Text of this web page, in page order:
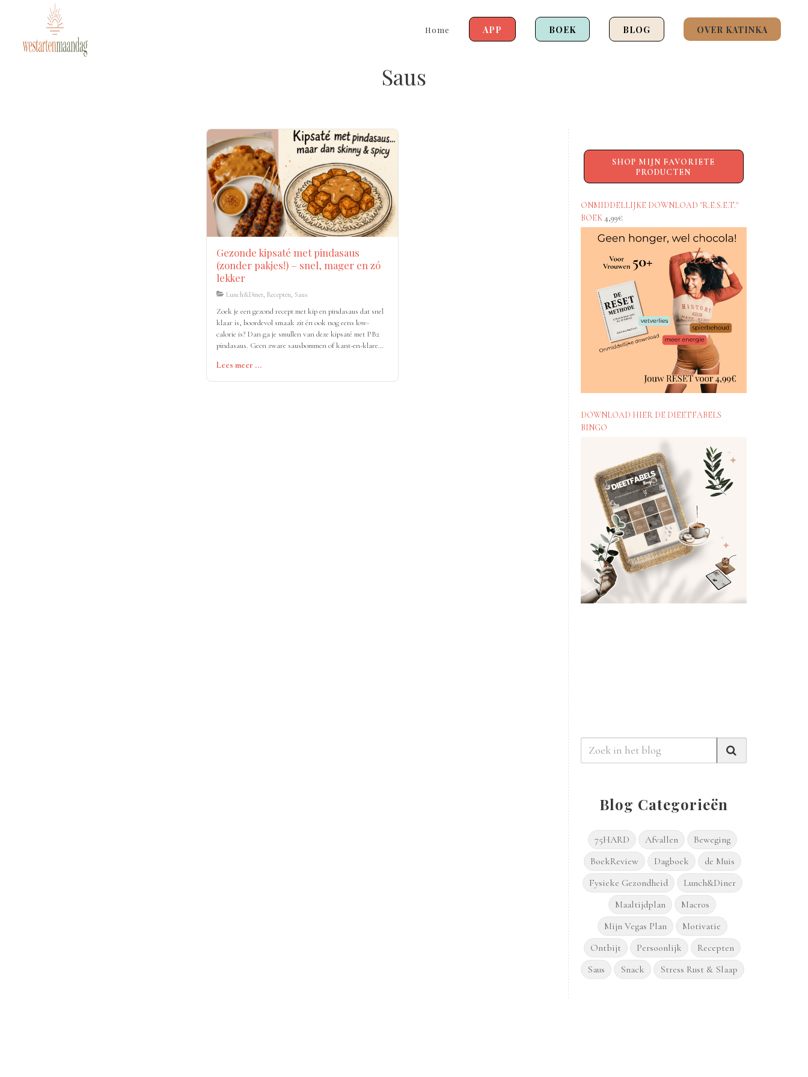
Home APP BOEK BLOG OVER KATINKA
Saus
Gezonde kipsaté met pindasaus
(zonder pakjes!) – snel, mager en zó
lekker
Lunch&Diner, Recepten, Saus
Zoek je een gezond recept met kip en pindasaus dat snel
klaar is, boordevol smaak zit én ook nog eens low-
calorie is? Dan ga je smullen van deze kipsaté met PB2
pindasaus. Geen zware sausbommen of kant-en-klare
je lijf en smaakpapillen blij van worden.
Lees meer ...
SHOP MIJN FAVORIETE
PRODUCTEN
ONMIDDELLIJKE DOWNLOAD "R.E.S.E.T."
BOEK4,99€
DOWNLOAD HIER DE DIEETFABELS
BINGO
Blog Categorieën
75HARD Afvallen
Beweging
BoekReview
Dagboek
de Muis
Fysieke Gezondheid
Lunch&Diner
Maaltijdplan
Macros
Mijn Vegas Plan
Motivatie
Ontbijt
Persoonlijk
Recepten
Saus
Snack Stress Rust & Slaap